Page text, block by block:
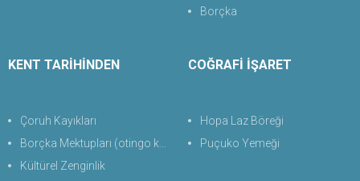
Borçka
KENT TARİHİNDEN
Çoruh Kayıkları
Borçka Mektupları (otingo kaplıcası)
Kültürel Zenginlik
COĞRAFİ İŞARET
Hopa Laz Böreği
Puçuko Yemeği